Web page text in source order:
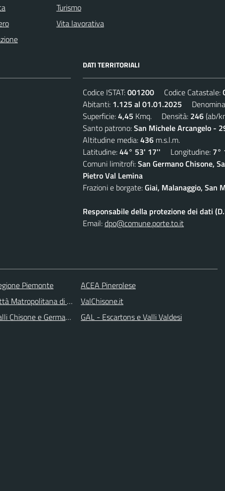
Turismo
Vita lavorativa
DATI TERRITORIALI
Codice ISTAT:001200 Codice Catastale:
Abitanti: 1.125 al 01.01.2025
Superficie:4,45 Kmq. Densità: 246(ab/
Santo patrono:San Michele Arcangelo -
Altitudine media:436 m.s.l.m.
Latitudine:44° 53' 17'' Longitudine: 7°
Comuni limitrofi:San Germano Chisone,
Pietro Val Lemina
Frazioni e borgate:Giai, Malanaggio, San
Responsabile della protezione dei dati
Email:dpo@comune.porte.to.it
Piemonte
Matropolitana di Torino
Chisone e Germanasca
ACEA Pinerolese
ValChisone.it
GAL - Escartons e Valli Valdesi